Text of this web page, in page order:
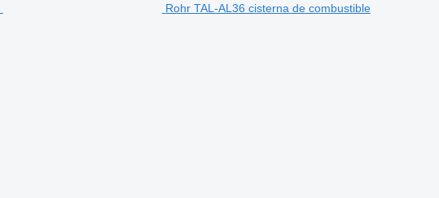
Rohr TAL-AL36 cisterna de combustible